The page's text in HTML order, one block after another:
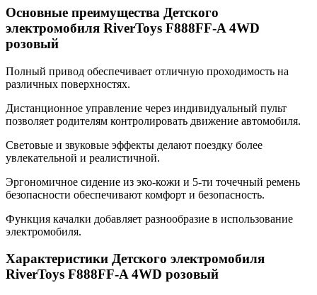
Основные преимущества Детского
электромобиля RiverToys F888FF-A 4WD
розовый
Полный привод обеспечивает отличную проходимость на
различных поверхностях.
Дистанционное управление через индивидуальный пульт
позволяет родителям контролировать движение автомобиля.
Световые и звуковые эффекты делают поездку более
увлекательной и реалистичной.
Эргономичное сидение из эко-кожи и 5-ти точечный ремень
безопасности обеспечивают комфорт и безопасность.
Функция качалки добавляет разнообразие в использование
электромобиля.
Характеристики Детского электромобиля
RiverToys F888FF-A 4WD розовый